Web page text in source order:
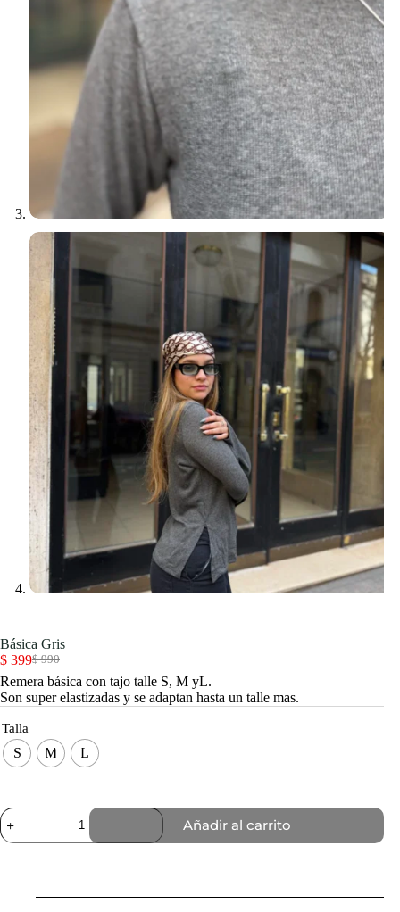
Básica Gris
$990
El
precio
original
$ 399El
precio
actual
Remera básica con tajo talle S, M yL.
Son super elastizadas y se adaptan hasta un talle mas.
Talla
S M L
Básica
Gris
cantidad
Añadir al carrito